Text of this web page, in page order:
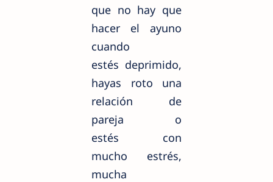
que no hay que
hacer el ayuno
cuando
estés deprimido,
hayas roto una
relación de
pareja o
estés con
mucho estrés,
mucha